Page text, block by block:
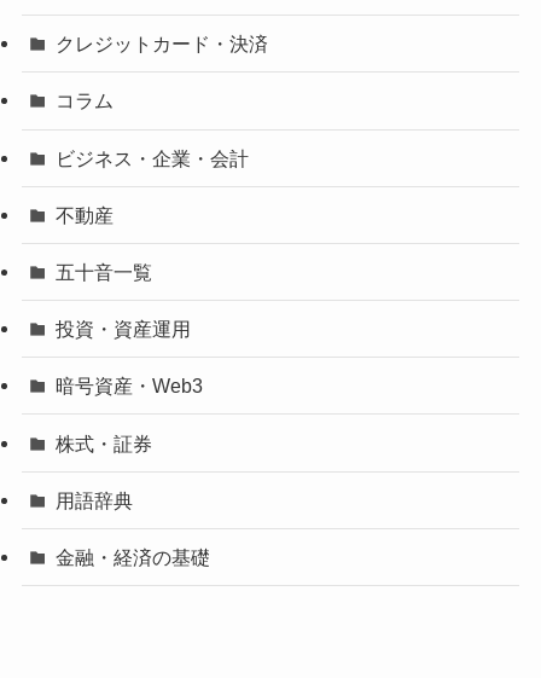
クレジットカード・決済
コラム
ビジネス・企業・会計
不動産
五十音一覧
投資・資産運用
暗号資産・Web3
株式・証券
用語辞典
金融・経済の基礎